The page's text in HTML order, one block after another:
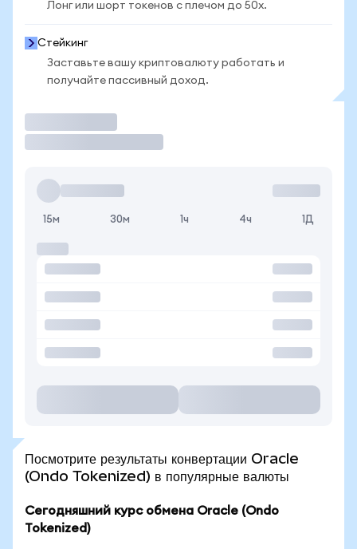
Лонг или шорт токенов с плечом до 50x.
Стейкинг
Заставьте вашу криптовалюту работать и
получайте пассивный доход.
15м 30м 1ч 4ч 1Д
Посмотрите результаты конвертации Oracle
(Ondo Tokenized) в популярные валюты
Сегодняшний курс обмена Oracle (Ondo
Tokenized)